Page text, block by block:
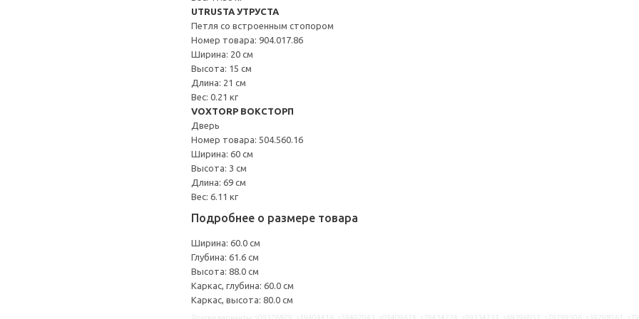
UTRUSTA УТРУСТА
Петля со встроенным стопором
Номер товара: 904.017.86
Ширина: 20 см
Высота: 15 см
Длина: 21 см
Вес: 0.21 кг
VOXTORP ВОКСТОРП
Дверь
Номер товара: 504.560.16
Ширина: 60 см
Высота: 3 см
Длина: 69 см
Вес: 6.11 кг
Подробнее о размере товара
Ширина: 60.0 см
Глубина: 61.6 см
Высота: 88.0 см
Каркас, глубина: 60.0 см
Каркас, высота: 80.0 см